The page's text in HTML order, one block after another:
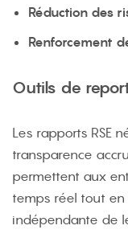
Réduction des
Renforcement
Outils de
Les rapports RSE
transparence
permettent aux
temps réel tout
indépendante de